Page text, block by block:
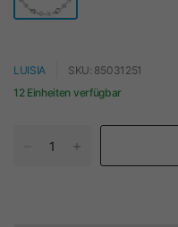
LUISIA
SKU: 85031251
12 Einheiten verfügbar